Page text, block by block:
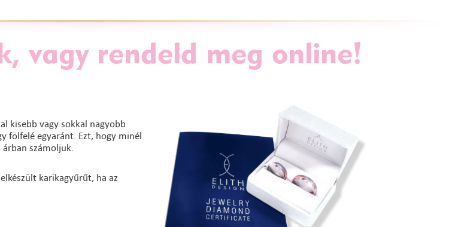
vagy rendeld meg online!
kisebb vagy sokkal nagyobb
fölfelé egyaránt. Ezt, hogy minél
számoljuk.
karikagyűrűt, ha az